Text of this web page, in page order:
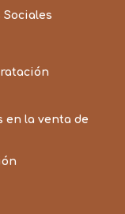
Sociales
en la venta de